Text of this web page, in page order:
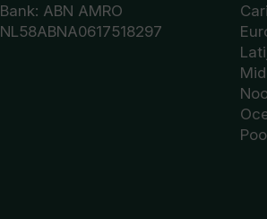
Bank: ABN AMRO
NL58ABNA0617518297